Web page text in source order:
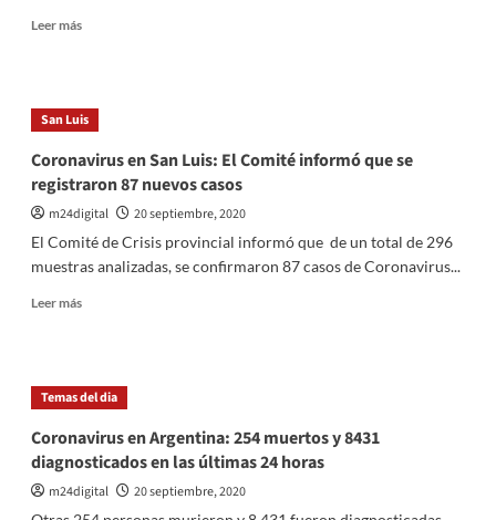
Leer másLeer
«Watchmen»
y
´s
Creek»,
grandes
en
los
San Luis
Coronavirus en San Luis: El Comité informó que se
registraron 87 nuevos casos
m24digital
20 septiembre, 2020
El Comité de Crisis provincial informó que de un total de 296
muestras analizadas, se confirmaron 87 casos de Coronavirus...
Leer másLeer
en
San
El
Comité
informó
Temas del dia
Coronavirus en Argentina: 254 muertos y 8431
diagnosticados en las últimas 24 horas
m24digital
20 septiembre, 2020